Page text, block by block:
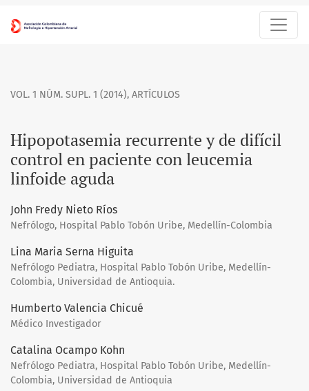
Hipopotasemia recurrente y de difícil control en paciente
VOL. 1 NÚM. SUPL. 1 (2014), ARTÍCULOS
Hipopotasemia recurrente y de difícil
control en paciente con leucemia
linfoide aguda
John Fredy Nieto Ríos
Nefrólogo, Hospital Pablo Tobón Uribe, Medellín-Colombia
Lina Maria Serna Higuita
Nefrólogo Pediatra, Hospital Pablo Tobón Uribe, Medellín-
Colombia, Universidad de Antioquia.
Humberto Valencia Chicué
Médico Investigador
Catalina Ocampo Kohn
Nefrólogo Pediatra, Hospital Pablo Tobón Uribe, Medellín-
Colombia, Universidad de Antioquia